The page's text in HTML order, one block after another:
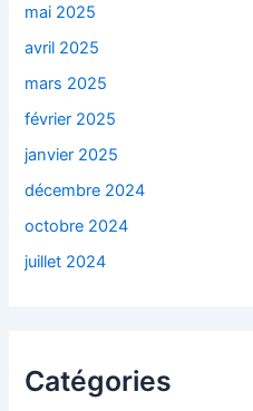
mai 2025
avril 2025
mars 2025
février 2025
janvier 2025
décembre 2024
octobre 2024
juillet 2024
Catégories